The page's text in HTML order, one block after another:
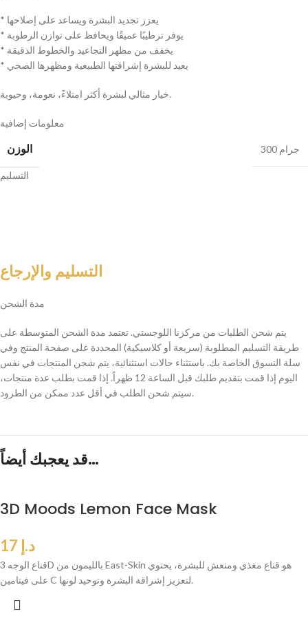
* يعزز تجديد البشرة ويساعد على إصلاحها
* يوفر ترطيبًا عميقًا ويحافظ على توازن الرطوبة
* يخفف من مظهر التجاعيد والخطوط الدقيقة
* يعيد للبشرة إشراقتها الطبيعية ومظهرها الصحي
خيار مثالي لبشرة أكثر امتلاءً، نعومة، وحيوية.
معلومات إضافية
الوزن 300 جرام
التسليم
التسليم والإرجاع
مدة الشحن
يتم شحن الطلبات من مركزنا اللوجستي. تعتمد مدة الشحن المتوسطة على
طريقة التسليم المطلوبة (سريعة أو كلاسيكية) المحددة على صفحة المنتج وفي
سلة التسوق الخاصة بك. باستثناء حالات استثنائية، يتم شحن المنتجات في نفس
اليوم إذا قمت بتقديم طلبك قبل الساعة 12 ظهراً. إذا قمت بطلب عدة منتجات،
سيتم شحن الطلب في أقل عدد ممكن من الطرود.
قد يعجبك أيضاً…
3D Moods Lemon Face Mask
د.إ
قناع الوجه 3D بالليمون من East-Skin هو قناع مغذي ومنعش للبشرة، يحتوي
على فيتامين C لتعزيز إشراقة البشرة وتوحيد لونها.